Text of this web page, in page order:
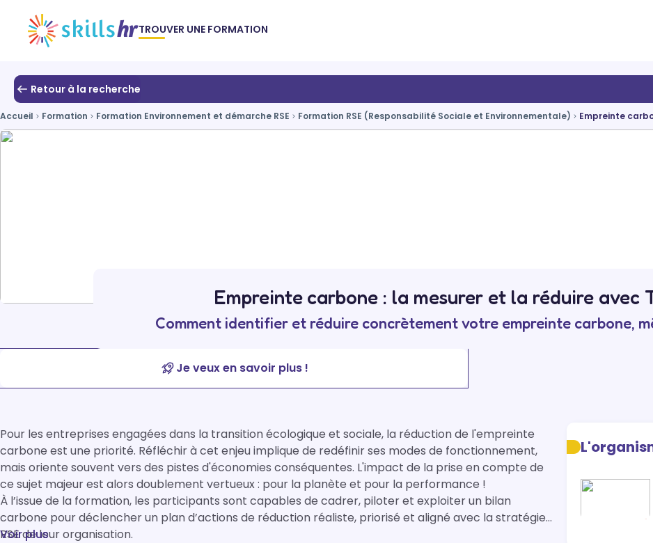
TROUVER UNE FORMATION
Retour à la recherche
Accueil Formation Formation Environnement et démarche RSE Formation RSE (Responsabilité Sociale et Environnementale) Empreinte
Empreinte carbone : la mesurer et la réduire avec
Comment identifier et réduire concrètement votre empreinte carbone,
Je veux en savoir plus !
Pour les entreprises engagées dans la transition écologique et sociale, la réduction de l'empreinte
carbone est une priorité. Réfléchir à cet enjeu implique de redéfinir ses modes de fonctionnement,
mais oriente souvent vers des pistes d'économies conséquentes. L'impact de la prise en compte de
ce sujet majeur est alors doublement vertueux : pour la planète et pour la performance !
À l’issue de la formation, les participants sont capables de cadrer, piloter et exploiter un bilan
carbone pour déclencher un plan d’actions de réduction réaliste, priorisé et aligné avec la stratégie
RSE de leur organisation.
Voir plus